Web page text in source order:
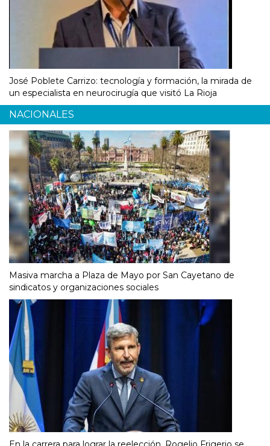
José Poblete Carrizo: tecnología y formación, la mirada de
un especialista en neurocirugía que visitó La Rioja
NACIONALES
Masiva marcha a Plaza de Mayo por San Cayetano de
sindicatos y organizaciones sociales